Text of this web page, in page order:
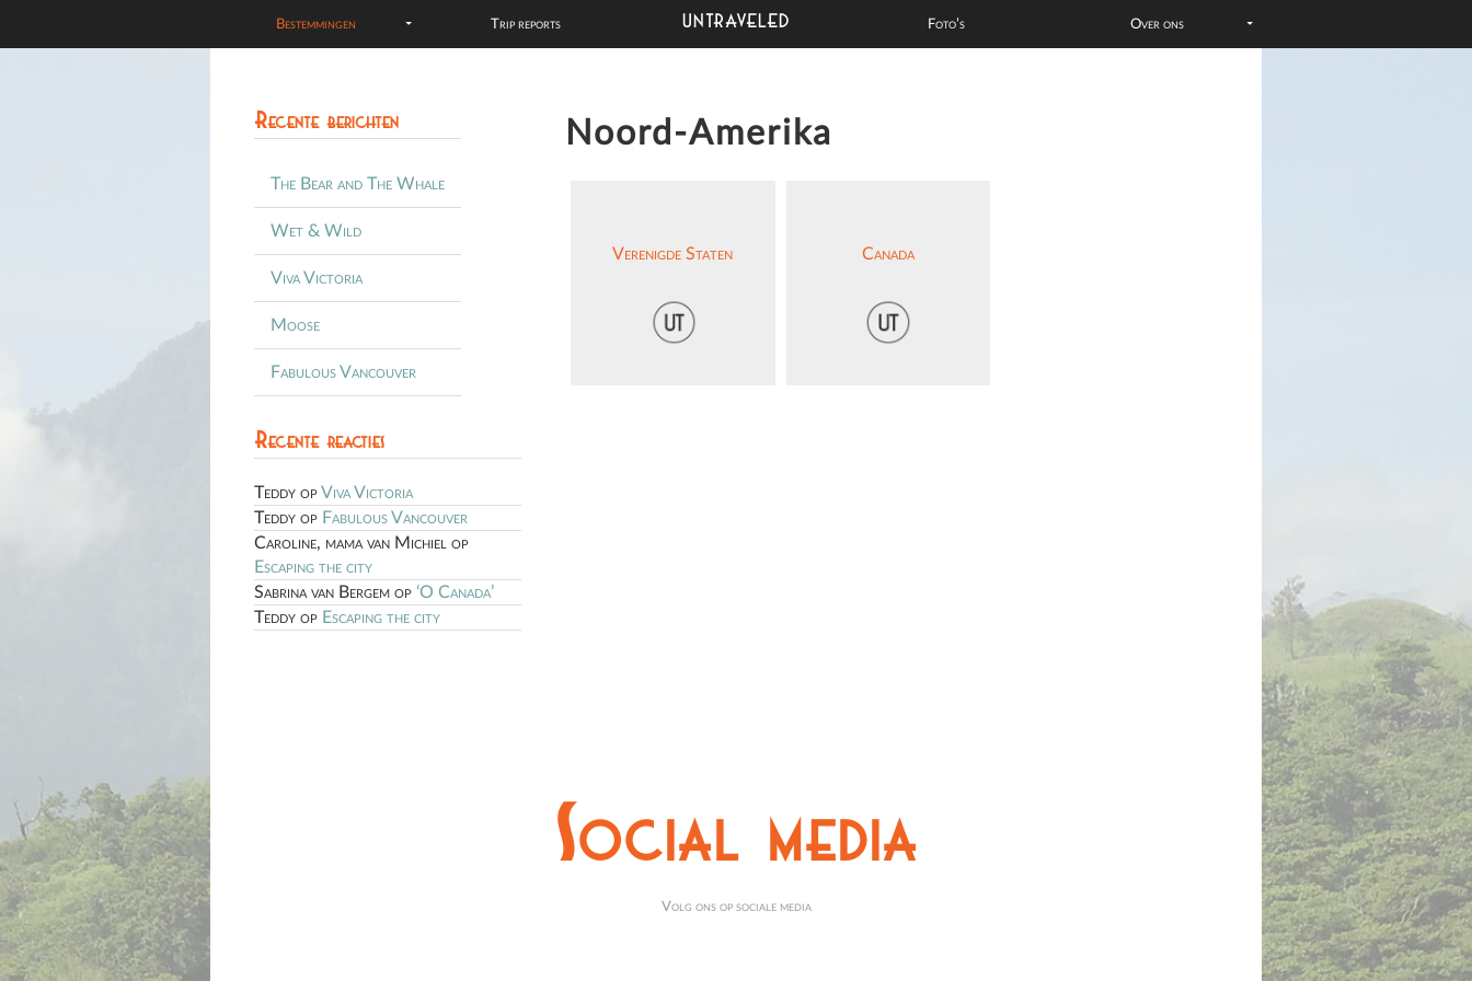
Bestemmingen Trip reports UNTRAVELED Foto’s Over ons
Recente berichten
The Bear and The Whale
Wet & Wild
Viva Victoria
Moose
Fabulous Vancouver
Recente reacties
Teddy opViva Victoria
Teddy op Fabulous Vancouver
Caroline, mama van Michiel op
Escaping the city
Sabrina van Bergem op ‘O Canada’
Teddy op Escaping the city
Noord-Amerika
Verenigde Staten Canada
Social media
Volg ons op sociale media